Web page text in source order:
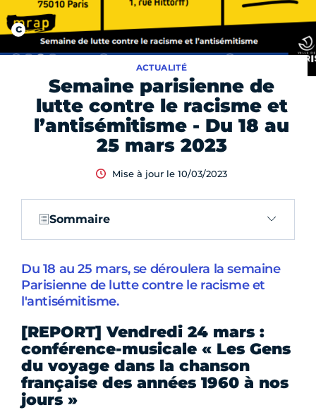
Semaine parisienne de
lutte contre le racisme et
l’antisémitisme - Du 18 au
25 mars 2023
ACTUALITÉ
Mise à jour le 10/03/2023
Sommaire
Du 18 au 25 mars, se déroulera la semaine
Parisienne de lutte contre le racisme et
l'antisémitisme.
[REPORT] Vendredi 24 mars :
conférence-musicale « Les Gens
du voyage dans la chanson
française des années 1960 à nos
jours »